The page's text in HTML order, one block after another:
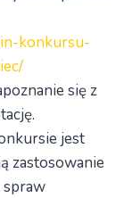
konkursu-
się z
jest
zastosowanie
spraw